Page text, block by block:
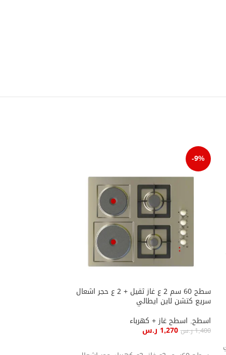
-9%
سطح 60 سم 2 ع غاز ثقيل + 2 ع حجر اشعال
سريع كتشن لاين ايطالي
اسطح, اسطح غاز + كهرباء
1,400ر.س 1,270 ر.س